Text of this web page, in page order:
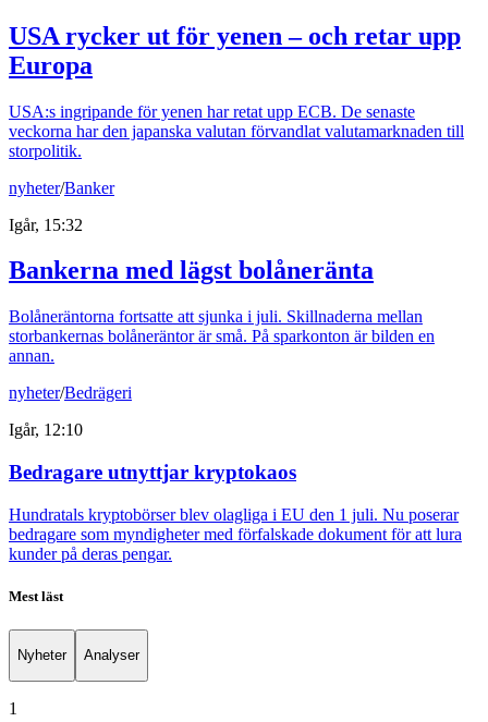
USA rycker ut för yenen – och retar upp
Europa
USA:s ingripande för yenen har retat upp ECB. De senaste
veckorna har den japanska valutan förvandlat valutamarknaden till
storpolitik.
nyheter/Banker
Igår, 15:32
Bankerna med lägst bolåneränta
Bolåneräntorna fortsatte att sjunka i juli. Skillnaderna mellan
storbankernas bolåneräntor är små. På sparkonton är bilden en
annan.
nyheter/Bedrägeri
Igår, 12:10
Bedragare utnyttjar kryptokaos
Hundratals kryptobörser blev olagliga i EU den 1 juli. Nu poserar
bedragare som myndigheter med förfalskade dokument för att lura
kunder på deras pengar.
Mest läst
Nyheter Analyser
1